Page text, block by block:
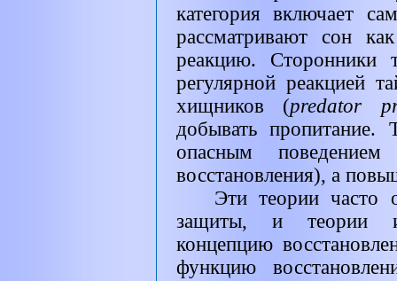
категория включает
рассматривают сон
реакцию. Сторонники
регулярной реакцией
хищников (predator
добывать пропитание.
опасным
восстановления), а
Эти теории часто
защиты, и теории
концепцию
функцию